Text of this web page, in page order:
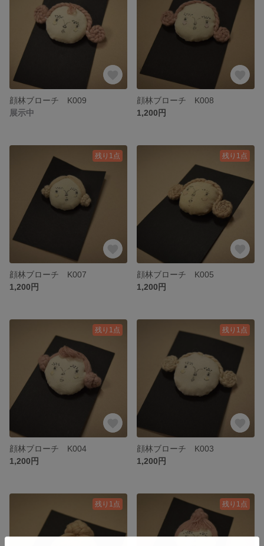
顔林ブローチ K009
展示中
顔林ブローチ K008
1,200円
残り1点
顔林ブローチ K007
1,200円
残り1点
顔林ブローチ K005
1,200円
残り1点
顔林ブローチ K004
1,200円
残り1点
顔林ブローチ K003
1,200円
残り1点 残り1点